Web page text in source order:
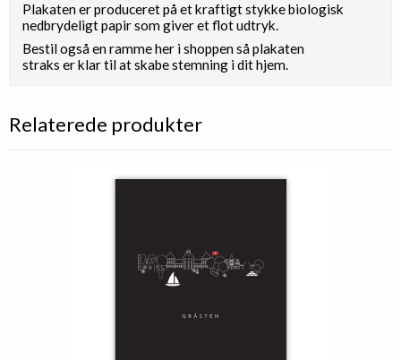
Plakaten er produceret på et kraftigt stykke biologisk
nedbrydeligt papir som giver et flot udtryk.
Bestil også en ramme her i shoppen så plakaten
straks er klar til at skabe stemning i dit hjem.
Relaterede produkter